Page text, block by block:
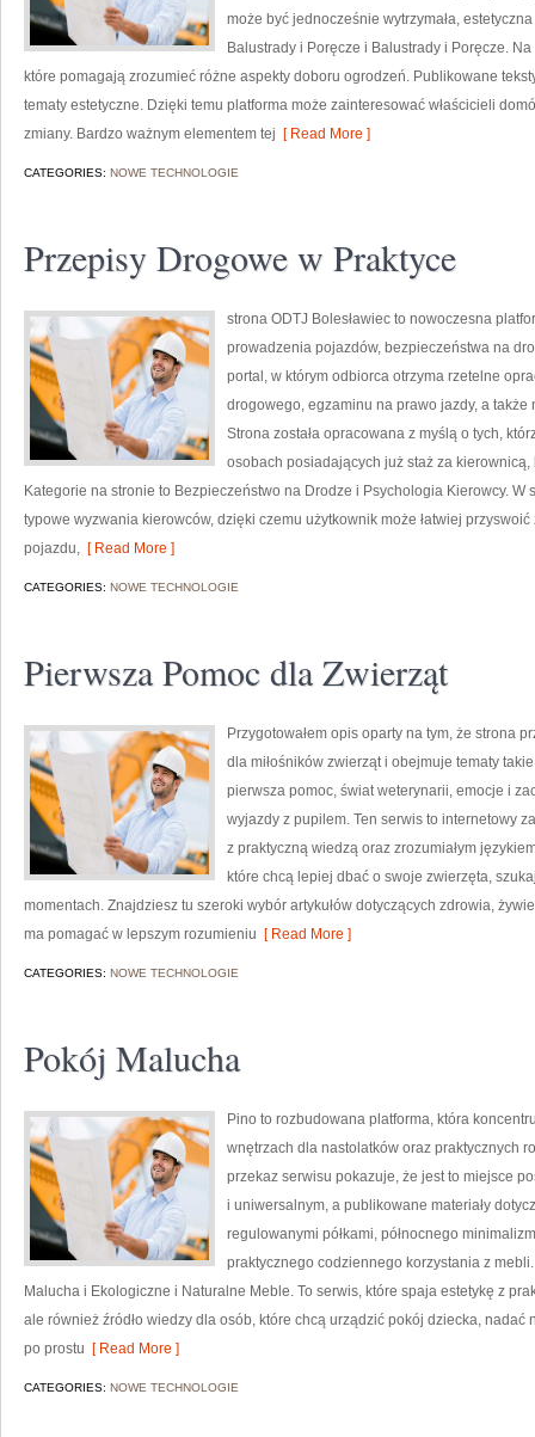
może być jednocześnie wytrzymała,
Balustrady i Poręcze i Balustrady i Poręcze.
które pomagają zrozumieć różne aspekty doboru ogrodzeń. Publikowane
tematy estetyczne. Dzięki temu platforma może zainteresować właścicieli
zmiany. Bardzo ważnym elementem tej [ Read More ]
CATEGORIES: NOWE TECHNOLOGIE
Przepisy Drogowe w Praktyce
strona ODTJ Bolesławiec to nowoczesna
prowadzenia pojazdów, bezpieczeństwa na
portal, w którym odbiorca otrzyma rzetelne
drogowego, egzaminu na prawo jazdy, a
Strona została opracowana z myślą o tych,
osobach posiadających już staż za
Kategorie na stronie to Bezpieczeństwo na Drodze i Psychologia Kierowcy.
typowe wyzwania kierowców, dzięki czemu użytkownik może łatwiej
pojazdu, [ Read More ]
CATEGORIES: NOWE TECHNOLOGIE
Pierwsza Pomoc dla Zwierząt
Przygotowałem opis oparty na tym, że strona
dla miłośników zwierząt i obejmuje tematy
pierwsza pomoc, świat weterynarii, emocje i
wyjazdy z pupilem. Ten serwis to internetowy
z praktyczną wiedzą oraz zrozumiałym
które chcą lepiej dbać o swoje zwierzęta,
momentach. Znajdziesz tu szeroki wybór artykułów dotyczących zdrowia,
ma pomagać w lepszym rozumieniu [ Read More ]
CATEGORIES: NOWE TECHNOLOGIE
Pokój Malucha
Pino to rozbudowana platforma, która
wnętrzach dla nastolatków oraz praktycznych
przekaz serwisu pokazuje, że jest to miejsce
i uniwersalnym, a publikowane materiały
regulowanymi półkami, północnego
praktycznego codziennego korzystania z
Malucha i Ekologiczne i Naturalne Meble. To serwis, które spaja estetykę z
ale również źródło wiedzy dla osób, które chcą urządzić pokój dziecka, nadać
po prostu [ Read More ]
CATEGORIES: NOWE TECHNOLOGIE